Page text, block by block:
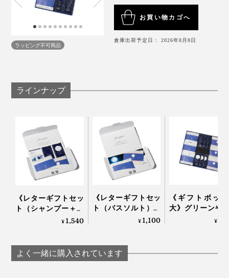
っとり。髪もスルリとまとまる――。
1回で、ここまで心地よい全身洗いができる
『MANGETSU（満月）』『SINGETSU（新月）』の成
特長1
髪や肌が持つバリア機能を守りながら、汚れを落と
特長2
世界85ヵ国でオーガニック認証の実績がある「エコ
サート認証」を取得した、12種の植物成分
特長3
99％以上の生分解性がある、環境に配慮した成分
特長4
シリコンなどの合成ポリマー、パラベンやフェノキ
シエタノールは使わない
遺伝子組み換えされた素材は使わない
ラッピング不可商品
お買い物カゴへ
倉庫出荷予定日： 2026年8月8日
ラインナップ
《レターギフトセッ
ト（シャンプー＋バ
スソルト）》グリー
髪・顔・体がしっと
り潤う「全身シャン
¥1,540
《レターギフトセッ
ト（バスソルト）》
グリーンや果実の“自
しっとり潤う「バス
ソルトセット」｜
¥1,100
《ギフトボッ
大》グリーンや
の“自然の香り”
¥
よく一緒に購入されています